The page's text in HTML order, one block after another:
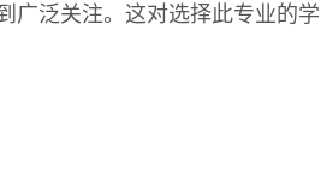
广泛关注。这对选择此专业的学